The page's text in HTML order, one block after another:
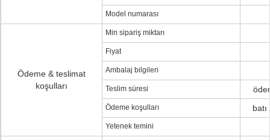
Model numarası
Ödeme & teslimat
koşulları
Min sipariş miktarı
Fiyat
Ambalaj bilgileri
Teslim süresi
Ödeme koşulları
Yetenek temini